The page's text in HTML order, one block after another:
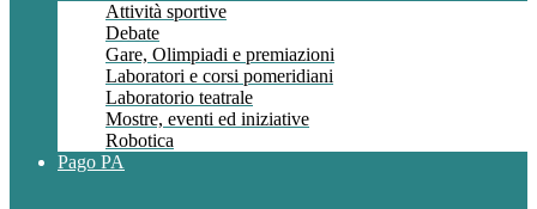
Attività sportive
Debate
Gare, Olimpiadi e premiazioni
Laboratori e corsi pomeridiani
Laboratorio teatrale
Mostre, eventi ed iniziative
Robotica
Pago PA